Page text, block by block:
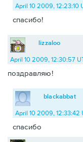
April 10 2009, 12:23:10
спасибо!
lizzaloo
April 10 2009, 12:30:57
поздравляю!
blackabbat
April 10 2009, 12:33:42
спасибо